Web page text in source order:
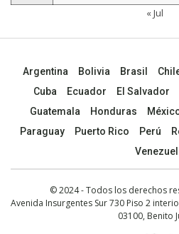
« Jul
Argentina Bolivia Brasil
Cuba
Ecuador El Salvador
Guatemala
Honduras
Paraguay
Puerto Rico Perú
© 2024 - Todos los derechos
Avenida Insurgentes Sur 730 Piso 2
03100, Benito